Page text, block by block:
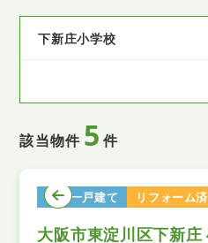
下新庄小学校
該当物件 5 件
中古一戸建て リフォーム済